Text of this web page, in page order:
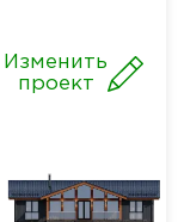
Изменить
проект